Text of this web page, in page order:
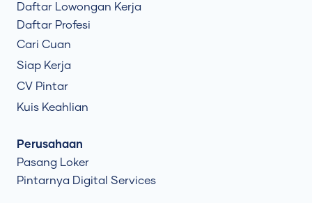
Daftar Lowongan Kerja
Daftar Profesi
Cari Cuan
Siap Kerja
CV Pintar
Kuis Keahlian
Perusahaan
Pasang Loker
Pintarnya Digital Services